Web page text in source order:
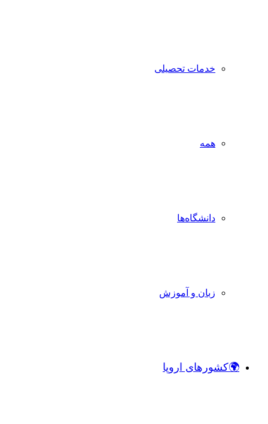
خدمات تحصیلی
همه
دانشگاه‌ها
زبان و آموزش
🌍کشورهای اروپا